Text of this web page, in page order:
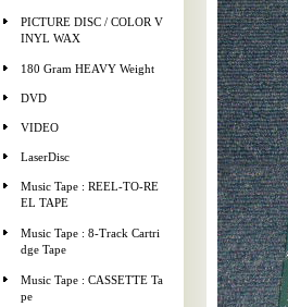
PICTURE DISC / COLOR V
INYL WAX
180 Gram HEAVY Weight
DVD
VIDEO
LaserDisc
Music Tape : REEL-TO-RE
EL TAPE
Music Tape : 8-Track Cartri
dge Tape
Music Tape : CASSETTE Ta
pe